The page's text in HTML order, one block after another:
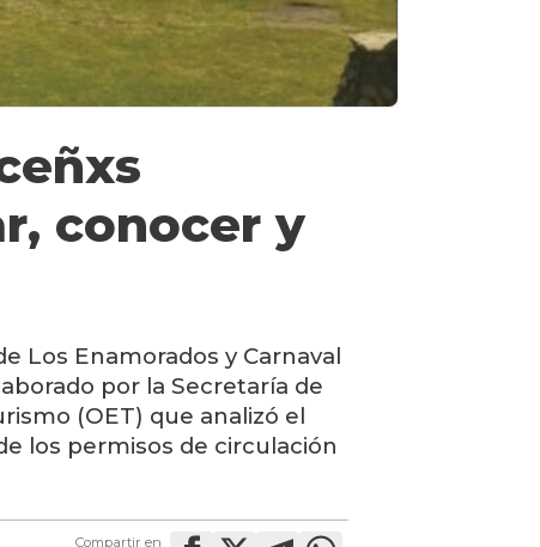
conocer y
Los Enamorados y Carnaval
por la Secretaría de
(OET) que analizó el
los permisos de circulación
Compartir en